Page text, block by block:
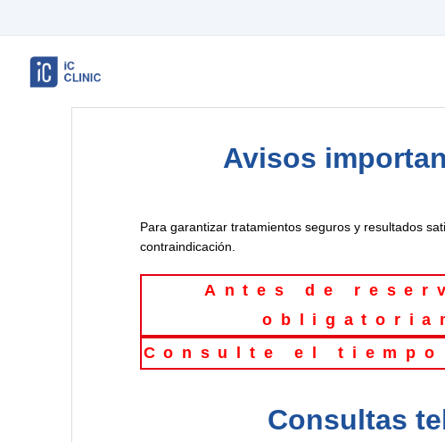
Avisos
Para garantizar tratamientos seguros y resultados
contraindicación.
Antes de
Consulte el
Consultas